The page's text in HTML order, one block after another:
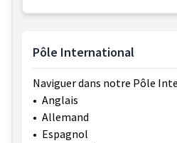
Pôle International
Naviguer dans notre Pôle
• Anglais
• Allemand
• Espagnol